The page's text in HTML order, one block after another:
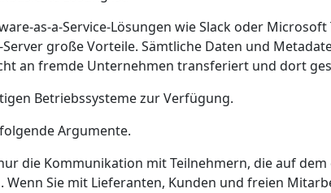
as-a-Service-Lösungen wie Slack oder Microsoft
große Vorteile. Sämtliche Daten und
an fremde Unternehmen transferiert und dort
Betriebssysteme zur Verfügung.
Argumente.
die Kommunikation mit Teilnehmern, die auf dem
Wenn Sie mit Lieferanten, Kunden und freien